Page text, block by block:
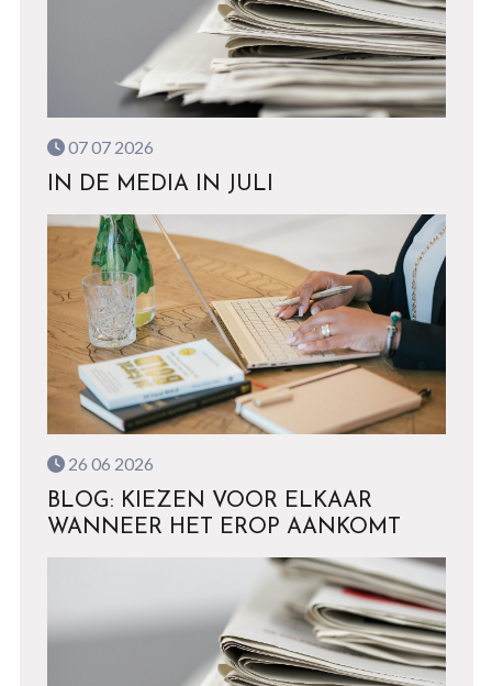
07 07 2026
IN DE MEDIA IN JULI
26 06 2026
BLOG: KIEZEN VOOR ELKAAR
WANNEER HET EROP AANKOMT